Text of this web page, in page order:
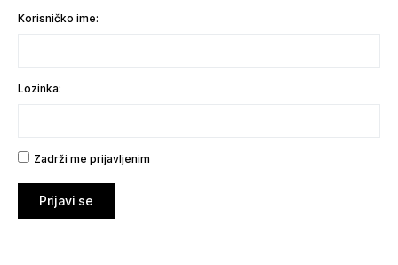
Korisničko ime:
Lozinka:
Zadrži me prijavljenim
Prijavi se